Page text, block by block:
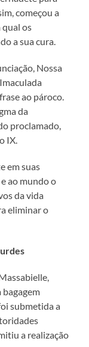
começou a
qual os
a sua cura.
Nossa
ao pároco.
da
proclamado,
IX.
em suas
ao mundo o
da vida
eliminar o
bagagem
submetida a
a realização